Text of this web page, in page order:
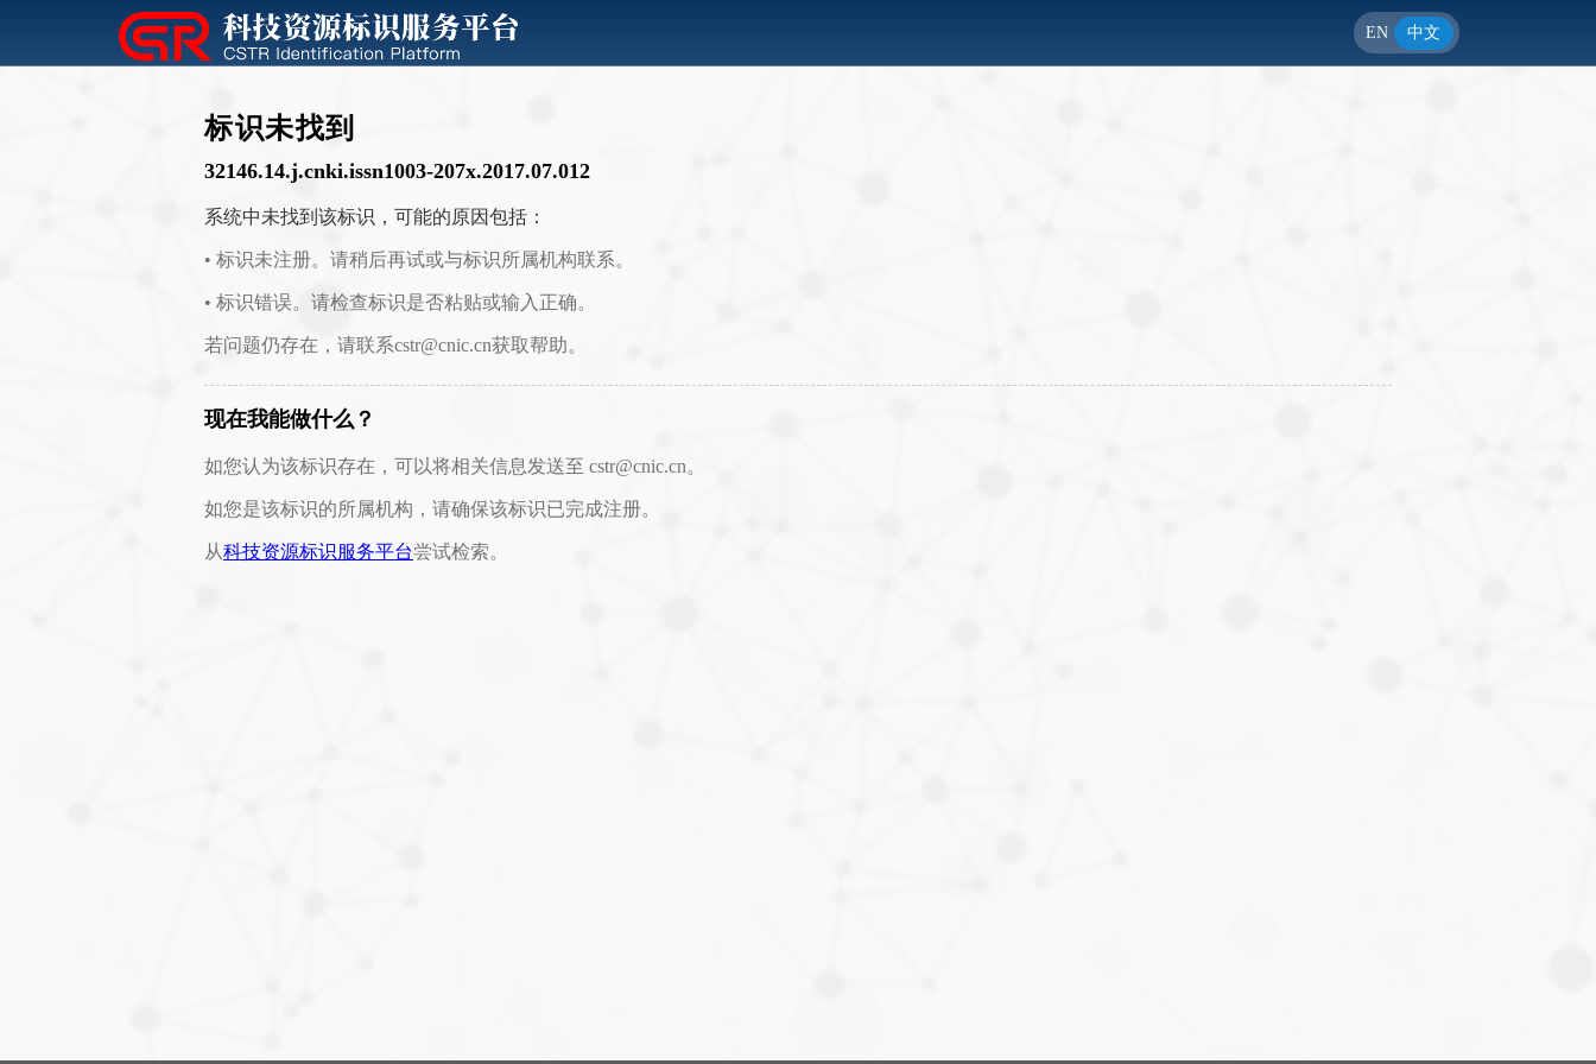
EN 中文
标识未找到
32146.14.j.cnki.issn1003-207x.2017.07.012
系统中未找到该标识，可能的原因包括：
• 标识未注册。请稍后再试或与标识所属机构联系。
• 标识错误。请检查标识是否粘贴或输入正确。
若问题仍存在，请联系cstr@cnic.cn获取帮助。
现在我能做什么？
如您认为该标识存在，可以将相关信息发送至 cstr@cnic.cn。
如您是该标识的所属机构，请确保该标识已完成注册。
从科技资源标识服务平台尝试检索。